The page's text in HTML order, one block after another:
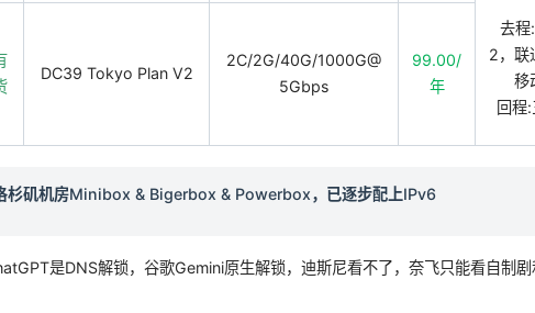
去程
2，联
移
回程
DC39 Tokyo Plan V2
2C/2G/40G/1000G@
5Gbps
99.00/
年
杉矶机房Minibox & Bigerbox & Powerbox，已逐步配上IPv6
是DNS解锁，谷歌Gemini原生解锁，迪斯尼看不了，奈飞只能看自制